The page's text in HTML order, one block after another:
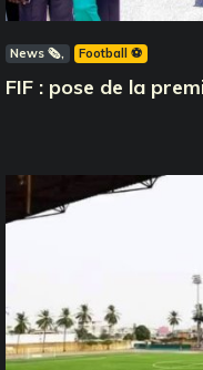
News 🗞️ Football ⚽️
FIF : pose de la